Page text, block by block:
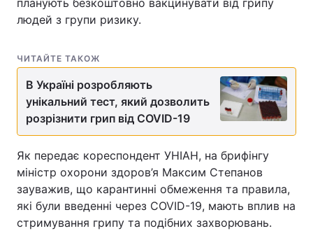
планують безкоштовно вакцинувати від грипу
людей з групи ризику.
ЧИТАЙТЕ ТАКОЖ
В Україні розробляють
унікальний тест, який дозволить
розрізнити грип від COVID-19
Як передає кореспондент УНІАН, на брифінгу
міністр охорони здоров’я Максим Степанов
зауважив, що карантинні обмеження та правила,
які були введенні через COVID-19, мають вплив на
стримування грипу та подібних захворювань.